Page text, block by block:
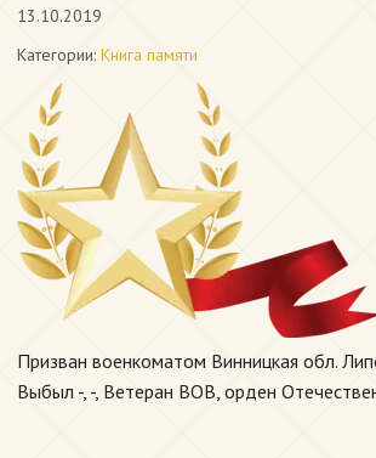
13.10.2019
Категории: Книга памяти
Призван военкоматом Винницкая обл.
Выбыл -, -, Ветеран ВОВ, орден